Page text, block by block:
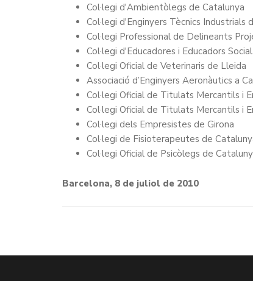
Col·legi d'Ambientòlegs de Catalunya
Col·legi d'Enginyers Tècnics Industrials
Col·legi Professional de Delineants
Col·legi d'Educadores i Educadors
Col·legi Oficial de Veterinaris de Lleida
Associació d’Enginyers Aeronàutics a
Col·legi Oficial de Titulats Mercantils i
Col·legi Oficial de Titulats Mercantils i
Col·legi dels Empresistes de Girona
Col·legi de Fisioterapeutes de
Col·legi Oficial de Psicòlegs de
Barcelona, 8 de juliol de 2010